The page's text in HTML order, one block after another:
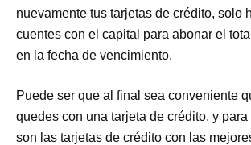
nuevamente tus tarjetas de crédito, solo
cuentes con el capital para abonar el
en la fecha de vencimiento.
Puede ser que al final sea conveniente
quedes con una tarjeta de crédito, y
son las tarjetas de crédito con las